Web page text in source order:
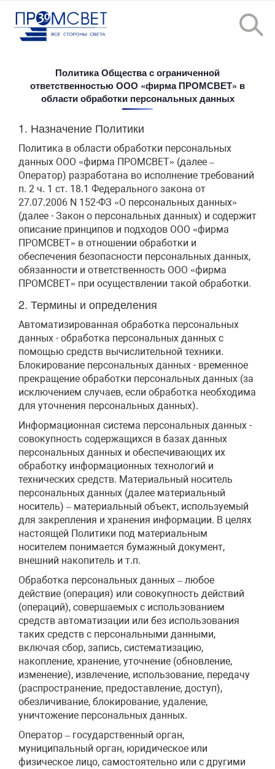
Политика Общества с ограниченной
ответственностью ООО «фирма ПРОМСВЕТ» в
области обработки персональных данных
1. Назначение Политики
Политика в области обработки персональных
данных ООО «фирма ПРОМСВЕТ» (далее –
Оператор) разработана во исполнение требований
п. 2 ч. 1 ст. 18.1 Федерального закона от
27.07.2006 N 152-ФЗ «О персональных данных»
(далее - Закон о персональных данных) и содержит
описание принципов и подходов ООО «фирма
ПРОМСВЕТ» в отношении обработки и
обеспечения безопасности персональных данных,
обязанности и ответственность ООО «фирма
ПРОМСВЕТ» при осуществлении такой обработки.
2. Термины и определения
Автоматизированная обработка персональных
данных - обработка персональных данных с
помощью средств вычислительной техники.
Блокирование персональных данных - временное
прекращение обработки персональных данных (за
исключением случаев, если обработка необходима
для уточнения персональных данных).
Информационная система персональных данных -
совокупность содержащихся в базах данных
персональных данных и обеспечивающих их
обработку информационных технологий и
технических средств. Материальный носитель
персональных данных (далее материальный
носитель) – материальный объект, используемый
для закрепления и хранения информации. В целях
настоящей Политики под материальным
носителем понимается бумажный документ,
внешний накопитель и т.п.
Обработка персональных данных – любое
действие (операция) или совокупность действий
(операций), совершаемых с использованием
средств автоматизации или без использования
таких средств с персональными данными,
включая сбор, запись, систематизацию,
накопление, хранение, уточнение (обновление,
изменение), извлечение, использование, передачу
(распространение, предоставление, доступ),
обезличивание, блокирование, удаление,
уничтожение персональных данных.
Оператор – государственный орган,
муниципальный орган, юридическое или
физическое лицо, самостоятельно или с другими